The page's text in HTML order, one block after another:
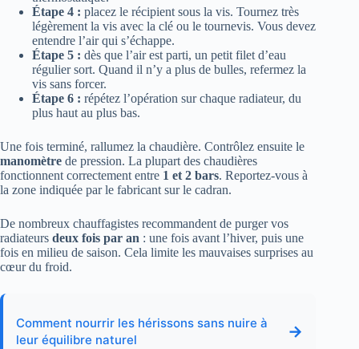
Étape 4 : placez le récipient sous la vis. Tournez très
légèrement la vis avec la clé ou le tournevis. Vous devez
entendre l’air qui s’échappe.
Étape 5 : dès que l’air est parti, un petit filet d’eau
régulier sort. Quand il n’y a plus de bulles, refermez la
vis sans forcer.
Étape 6 : répétez l’opération sur chaque radiateur, du
plus haut au plus bas.
Une fois terminé, rallumez la chaudière. Contrôlez ensuite le
manomètre de pression. La plupart des chaudières
fonctionnent correctement entre 1 et 2 bars. Reportez-vous à
la zone indiquée par le fabricant sur le cadran.
De nombreux chauffagistes recommandent de purger vos
radiateurs deux fois par an : une fois avant l’hiver, puis une
fois en milieu de saison. Cela limite les mauvaises surprises au
cœur du froid.
Comment nourrir les hérissons sans nuire à
leur équilibre naturel
→